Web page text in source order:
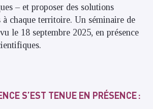
– et proposer des solutions
à chaque territoire. Un séminaire de
le 18 septembre 2025, en présence
S’EST TENUE EN PRÉSENCE :